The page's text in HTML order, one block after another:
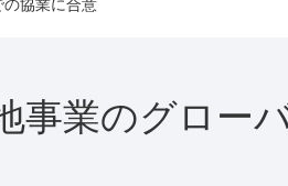
協業に合意
事業のグロー